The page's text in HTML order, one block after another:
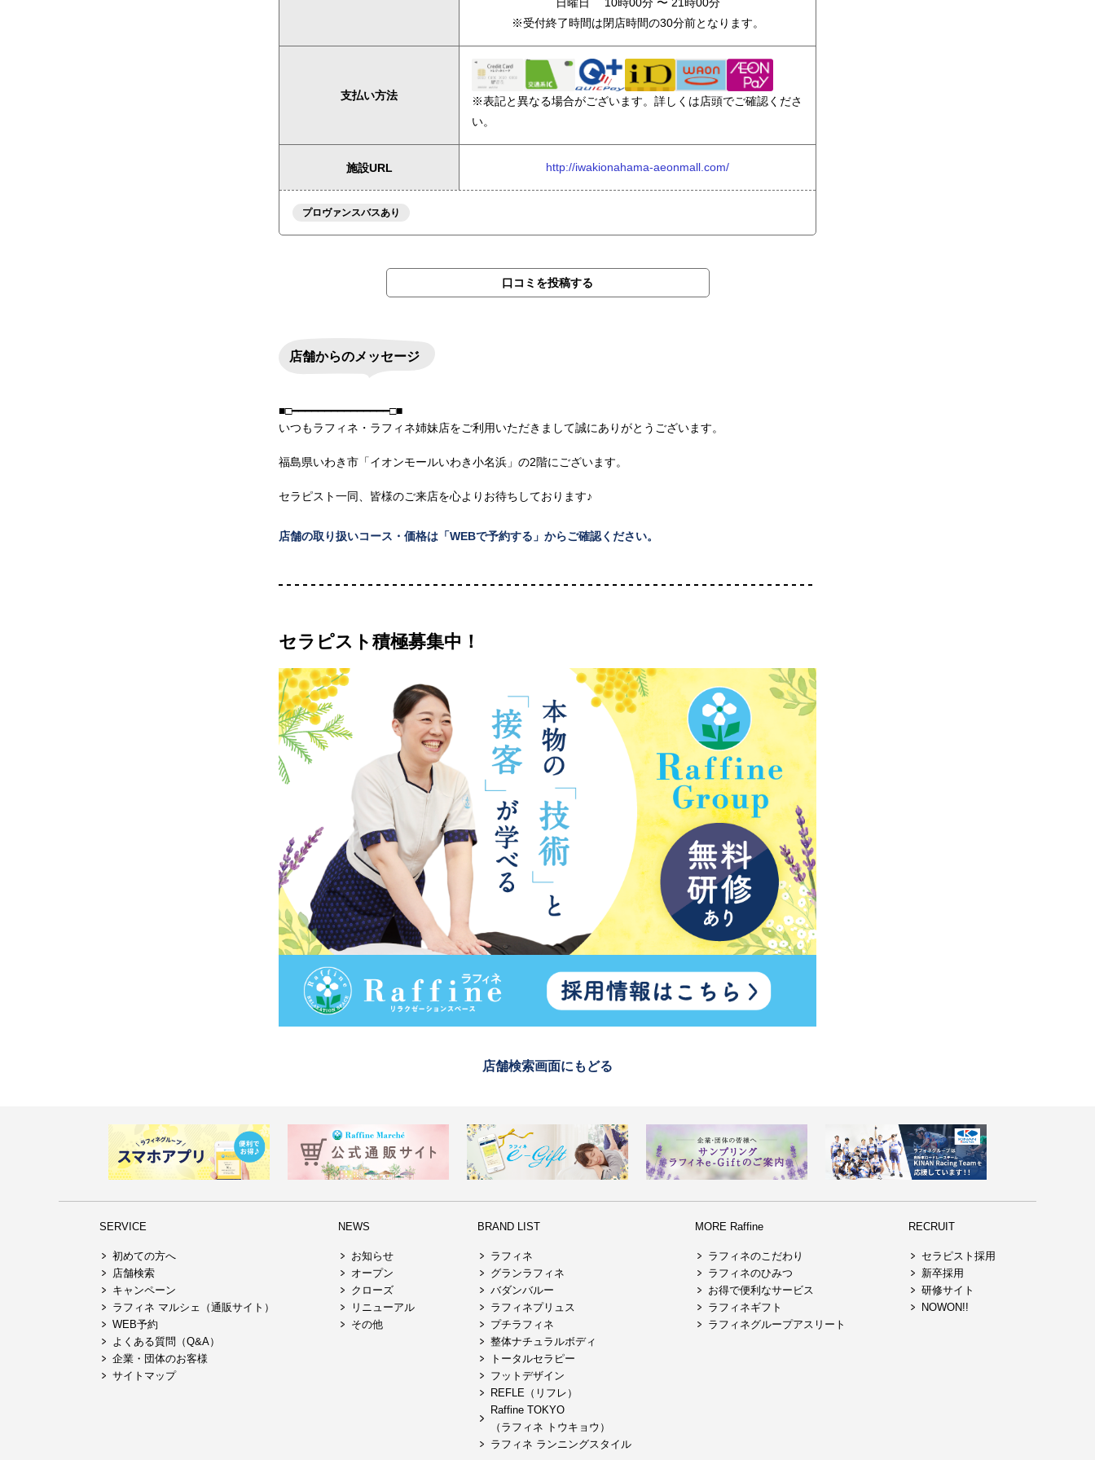
※受付終了時間は閉店時間の30分前となります。
支払い方法
※表記と異なる場合がございます。詳しくは店頭でご確認くださ
い。
施設URL http://iwakionahama-aeonmall.com/
プロヴァンスバスあり
口コミを投稿する
店舗からのメッセージ
■□━━━━━━━━━━━━━━━□■
いつもラフィネ・ラフィネ姉妹店をご利用いただきまして誠にありがとうございます。
福島県いわき市「イオンモールいわき小名浜」の2階にございます。
セラピスト一同、皆様のご来店を心よりお待ちしております♪
店舗の取り扱いコース・価格は「WEBで予約する」からご確認ください。
セラピスト積極募集中！
店舗検索画面にもどる
SERVICE
初めての方へ
店舗検索
キャンペーン
ラフィネ マルシェ（通販サイト）
WEB予約
よくある質問（Q&A）
企業・団体のお客様
サイトマップ
NEWS
お知らせ
オープン
クローズ
リニューアル
その他
BRAND LIST
ラフィネ
グランラフィネ
バダンバルー
ラフィネプリュス
プチラフィネ
整体ナチュラルボディ
トータルセラピー
フットデザイン
REFLE（リフレ）
Raffine TOKYO
（ラフィネ トウキョウ）
ラフィネ ランニングスタイル
MORE Raffine
ラフィネのこだわり
ラフィネのひみつ
お得で便利なサービス
ラフィネギフト
ラフィネグループアスリート
RECRUIT
セラピスト採用
新卒採用
研修サイト
NOWON!!